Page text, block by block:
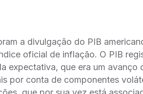
a divulgação do PIB
oficial de inflação. O PIB
expectativa, que era um avanço
por conta de componentes